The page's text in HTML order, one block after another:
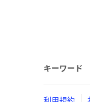
キーワード